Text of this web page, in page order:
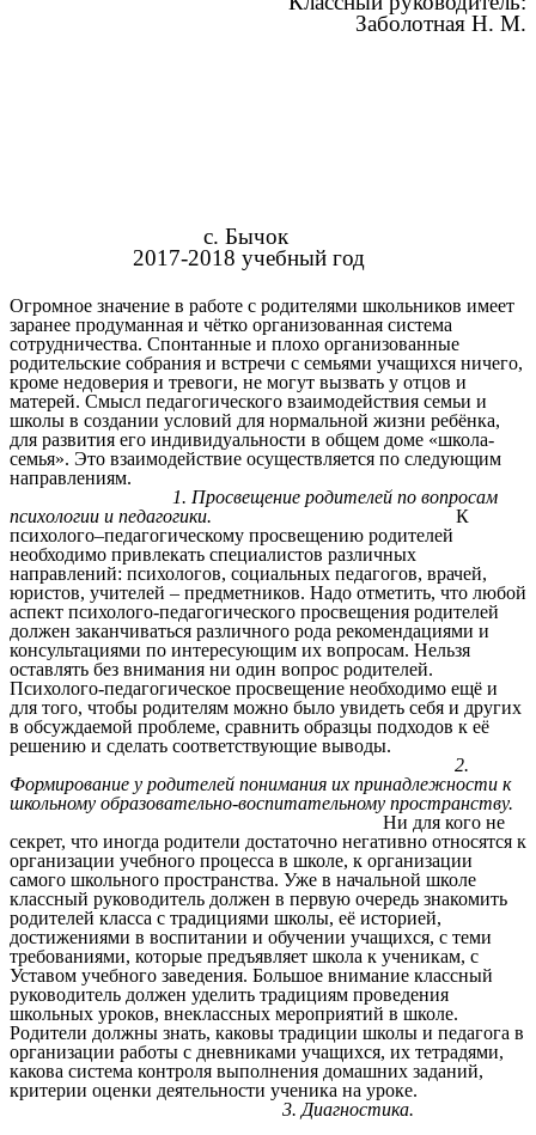
Заболотная Н. М.
с. Бычок
2017-2018 учебный год
Огромное значение в работе с родителями школьников имеет
заранее продуманная и чётко организованная система
сотрудничества. Спонтанные и плохо организованные
родительские собрания и встречи с семьями учащихся ничего,
кроме недоверия и тревоги, не могут вызвать у отцов и
матерей. Смысл педагогического взаимодействия семьи и
школы в создании условий для нормальной жизни ребёнка,
для развития его индивидуальности в общем доме «школа-
семья». Это взаимодействие осуществляется по следующим
направлениям.
1. Просвещение родителей по вопросам
психологии и педагогики. К
психолого–педагогическому просвещению родителей
необходимо привлекать специалистов различных
направлений: психологов, социальных педагогов, врачей,
юристов, учителей – предметников. Надо отметить, что любой
аспект психолого-педагогического просвещения родителей
должен заканчиваться различного рода рекомендациями и
консультациями по интересующим их вопросам. Нельзя
оставлять без внимания ни один вопрос родителей.
Психолого-педагогическое просвещение необходимо ещё и
для того, чтобы родителям можно было увидеть себя и других
в обсуждаемой проблеме, сравнить образцы подходов к её
решению и сделать соответствующие выводы.
2.
Формирование у родителей понимания их принадлежности к
школьному образовательно-воспитательному пространству.
Ни для кого не
секрет, что иногда родители достаточно негативно относятся к
организации учебного процесса в школе, к организации
самого школьного пространства. Уже в начальной школе
классный руководитель должен в первую очередь знакомить
родителей класса с традициями школы, её историей,
достижениями в воспитании и обучении учащихся, с теми
требованиями, которые предъявляет школа к ученикам, с
Уставом учебного заведения. Большое внимание классный
руководитель должен уделить традициям проведения
школьных уроков, внеклассных мероприятий в школе.
Родители должны знать, каковы традиции школы и педагога в
организации работы с дневниками учащихся, их тетрадями,
какова система контроля выполнения домашних заданий,
критерии оценки деятельности ученика на уроке.
3. Диагностика.